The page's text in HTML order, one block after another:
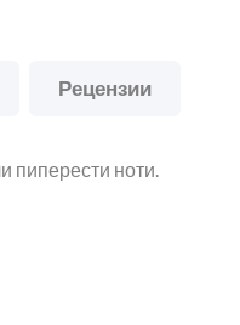
Рецензии
пиперести ноти.